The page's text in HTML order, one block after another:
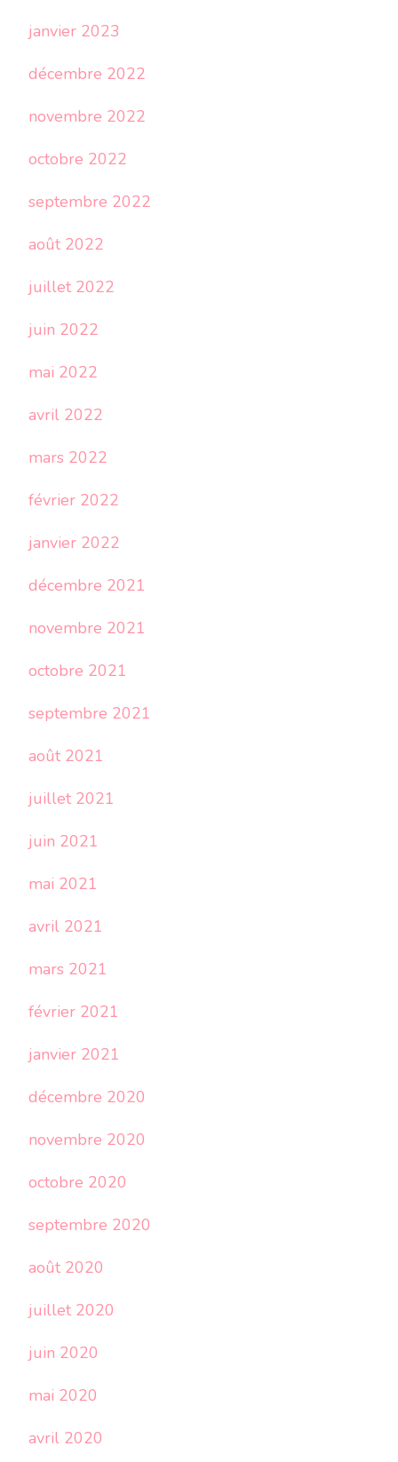
janvier 2023
décembre 2022
novembre 2022
octobre 2022
septembre 2022
août 2022
juillet 2022
juin 2022
mai 2022
avril 2022
mars 2022
février 2022
janvier 2022
décembre 2021
novembre 2021
octobre 2021
septembre 2021
août 2021
juillet 2021
juin 2021
mai 2021
avril 2021
mars 2021
février 2021
janvier 2021
décembre 2020
novembre 2020
octobre 2020
septembre 2020
août 2020
juillet 2020
juin 2020
mai 2020
avril 2020